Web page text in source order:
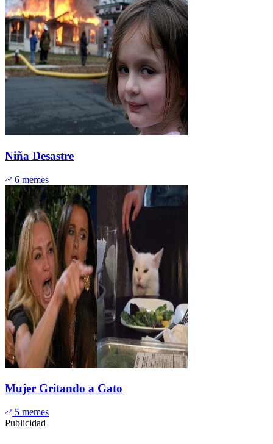
Niña Desastre
6 memes
Mujer Gritando a Gato
5 memes
Publicidad